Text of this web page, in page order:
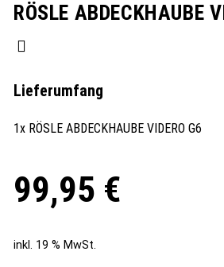
RÖSLE ABDECKHAUBE
Lieferumfang
1x RÖSLE ABDECKHAUBE VIDERO G6
99,95 €
inkl. 19 % MwSt.